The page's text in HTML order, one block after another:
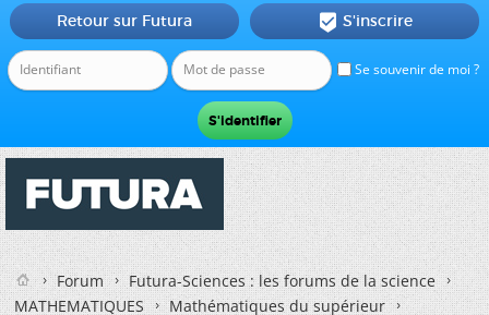
Se souvenir de moi ?
Retour sur Futura  S'inscrire
Forum
Futura-Sciences : les forums de la science
MATHEMATIQUES
Mathématiques du supérieur